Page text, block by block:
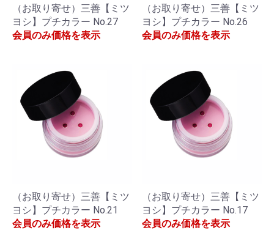
（お取り寄せ）三善【ミツ
ヨシ】プチカラー No.27
会員のみ価格を表示
（お取り寄せ）三善【ミツ
ヨシ】プチカラー No.26
会員のみ価格を表示
（お取り寄せ）三善【ミツ
ヨシ】プチカラー No.21
会員のみ価格を表示
（お取り寄せ）三善【ミツ
ヨシ】プチカラー No.17
会員のみ価格を表示